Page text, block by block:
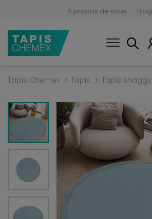
À propos de nous Blog
Tapis Chemex Tapis Tapis Shaggy